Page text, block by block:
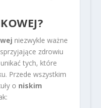
niezwykle ważne
zdrowiu
tych, które
Przede wszystkim
o niskim